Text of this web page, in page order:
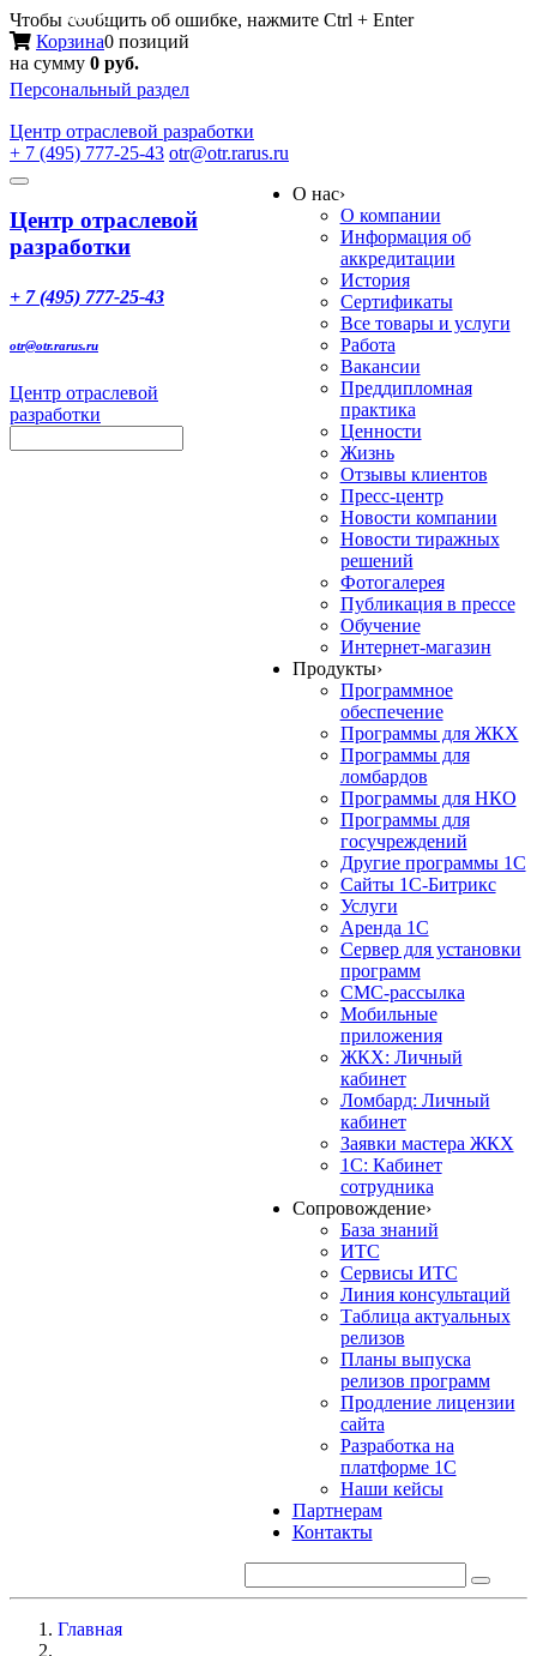
Чтобы сообщить об ошибке, нажмите Ctrl + Enter
Корзина0 позиций
на сумму 0 руб.
Персональный раздел
Центр отраслевой разработки
+ 7 (495) 777-25-43 otr@otr.rarus.ru
Toggle
Меню
Центр отраслевой
разработки
+ 7 (495) 777-25-43
otr@otr.rarus.ru
Центр отраслевой
разработки
О нас›
О компании
Информация об
аккредитации
История
Сертификаты
Все товары и услуги
Работа
Вакансии
Преддипломная
практика
Ценности
Жизнь
Отзывы клиентов
Пресс-центр
Новости компании
Новости тиражных
решений
Фотогалерея
Публикация в прессе
Обучение
Интернет-магазин
Продукты›
Программное
обеспечение
Программы для ЖКХ
Программы для
ломбардов
Программы для НКО
Программы для
госучреждений
Другие программы 1С
Сайты 1С-Битрикс
Услуги
Аренда 1С
Сервер для установки
программ
СМС-рассылка
Мобильные
приложения
ЖКХ: Личный
кабинет
Ломбард: Личный
кабинет
Заявки мастера ЖКХ
1С: Кабинет
сотрудника
Сопровождение›
База знаний
ИТС
Сервисы ИТС
Линия консультаций
Таблица актуальных
релизов
Планы выпуска
релизов программ
Продление лицензии
сайта
Разработка на
платформе 1С
Наши кейсы
Партнерам
Контакты
Главная